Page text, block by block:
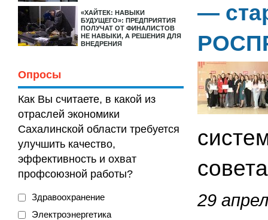
«ХАЙТЕК: НАВЫКИ
БУДУЩЕГО»: ПРЕДПРИЯТИЯ
ПОЛУЧАТ ОТ ФИНАЛИСТОВ
НЕ НАВЫКИ, А РЕШЕНИЯ ДЛЯ
ВНЕДРЕНИЯ
Опросы
Как Вы считаете, в какой из
отраслей экономики
Сахалинской области требуется
улучшить качество,
эффективность и охват
профсоюзной работы?
Здравоохранение
Электроэнергетика
—
29